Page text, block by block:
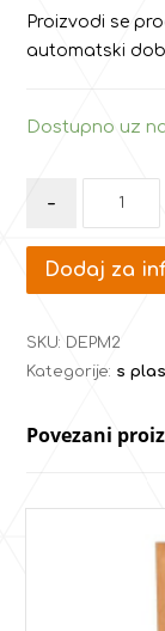
Proizvodi se
automatski
Dostupno uz
-
Dodaj za
SKU: DEPM2
Kategorije: s
Povezani